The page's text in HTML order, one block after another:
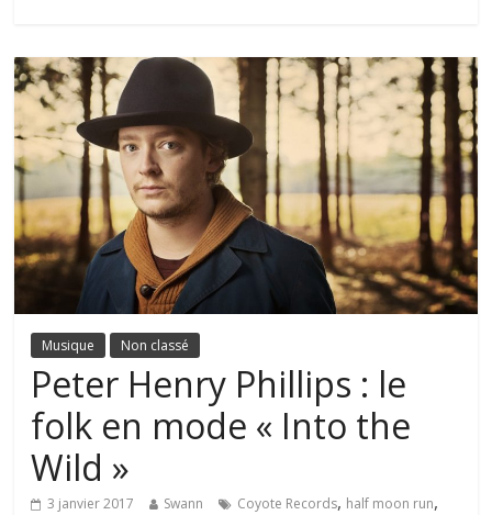
Musique Non classé
Peter Henry Phillips : le
folk en mode « Into the
Wild »
3 janvier 2017 Swann Coyote Records, half moon run,